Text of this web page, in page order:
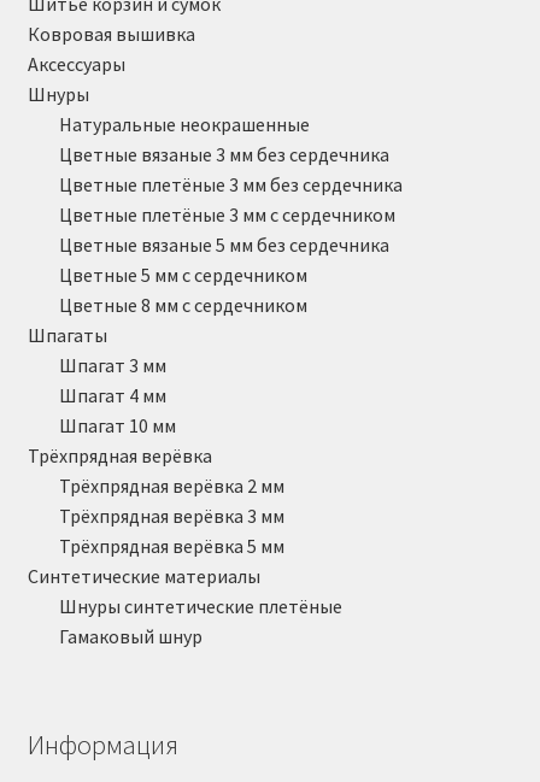
Ковровая вышивка
Аксессуары
Шнуры
Натуральные неокрашенные
Цветные вязаные 3 мм без сердечника
Цветные плетёные 3 мм без сердечника
Цветные плетёные 3 мм с сердечником
Цветные вязаные 5 мм без сердечника
Цветные 5 мм с сердечником
Цветные 8 мм с сердечником
Шпагаты
Шпагат 3 мм
Шпагат 4 мм
Шпагат 10 мм
Трёхпрядная верёвка
Трёхпрядная верёвка 2 мм
Трёхпрядная верёвка 3 мм
Трёхпрядная верёвка 5 мм
Синтетические материалы
Шнуры синтетические плетёные
Гамаковый шнур
Информация